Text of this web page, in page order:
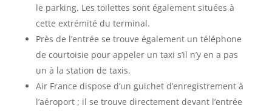
le parking. Les toilettes sont également situées à
cette extrémité du terminal.
Près de l’entrée se trouve également un téléphone
de courtoisie pour appeler un taxi s’il n’y en a pas
un à la station de taxis.
Air France dispose d’un guichet d’enregistrement à
l’aéroport ; il se trouve directement devant l’entrée